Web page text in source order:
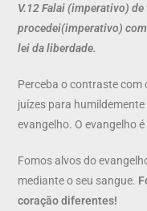
V.12 Falai(imperativo)
procedei(imperativo)
lei da liberdade.
Perceba o contraste com
juízes para
evangelho. O evangelho
Fomos alvos do
mediante o seu sangue.
coração diferentes!